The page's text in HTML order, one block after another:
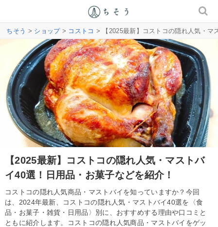
ちそう > ショップ> コストコ > 【2025最新】コストコの隠れ人気・マ
【2025最新】コストコの隠れ人気・マストバ
イ40選！日用品・お菓子などを紹介！
コストコの隠れ人気商品・マストバイを知っていますか？今回
は、2024年最新、コストコの隠れ人気・マストバイ40選を〈食
品・お菓子・雑貨・日用品〉別に、おすすめする理由や口コミと
ともに紹介します。コストコの隠れ人気商品・マストバイをゲッ